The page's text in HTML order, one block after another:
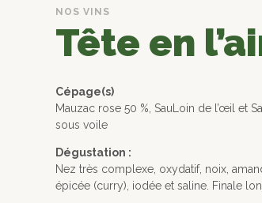
NOS VINS
Tête en
Cépage(s)
Mauzac rose 50 %, SauLoin de l’œil et
sous voile
Dégustation :
Nez très complexe, oxydatif, noix,
épicée (curry), iodée et saline. Finale